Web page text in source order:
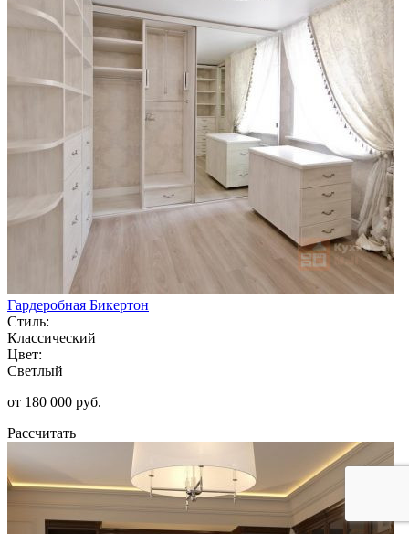
Гардеробная Бикертон
Стиль:
Классический
Цвет:
Светлый
от 180 000 руб.
Рассчитать